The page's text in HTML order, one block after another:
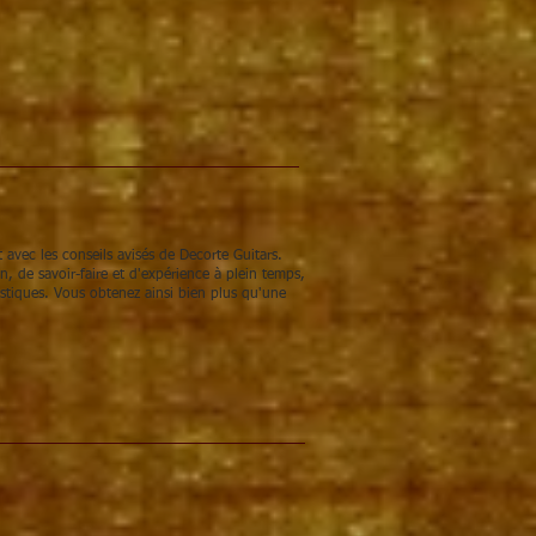
les conseils avisés de Decorte Guitars.
de savoir-faire et d'expérience à plein temps,
Vous obtenez ainsi bien plus qu'une